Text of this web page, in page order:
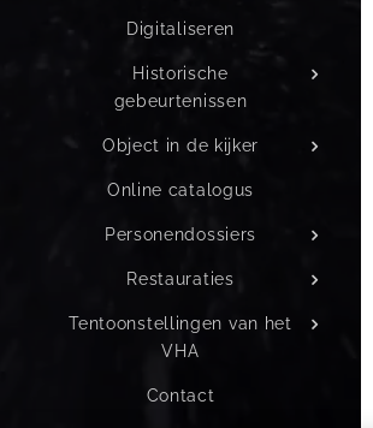
Digitaliseren
Historische
gebeurtenissen
Object in de kijker
Online catalogus
Personendossiers
Restauraties
Tentoonstellingen van het
VHA
Contact